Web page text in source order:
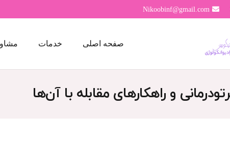
Nikoobinf@gmail.com
صفحه اصلی خدمات
و راهکارهای مقابله با آن‌ها